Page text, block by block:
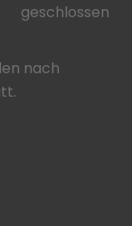
geschlossen
nach